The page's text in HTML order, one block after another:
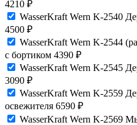
4210 ₽
WasserKraft Wern K-2540
4500 ₽
WasserKraft Wern K-2544
с бортиком 4390 ₽
WasserKraft Wern K-2545
3090 ₽
WasserKraft Wern K-2559
освежителя 6590 ₽
WasserKraft Wern K-2569